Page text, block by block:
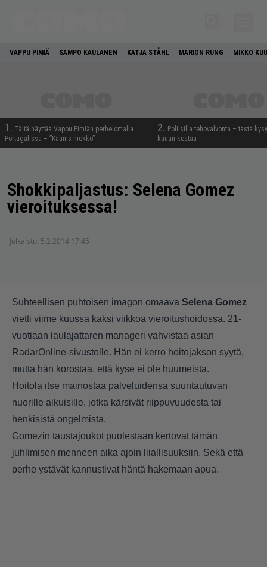
VAPPU PIMIÄ SAMPO KAULANEN KATJA STÅHL MARION RUNG MIKKO
1. Tältä näyttää Vappu Pimiän perhelomalla
Portugalissa – ”Kaunis mekko”
2. Poliisilla tehovalvonta – tästä
kauan kestää
Shokkipaljastus: Selena Gomez
vieroituksessa!
Julkaistu: 5.2.2014 17:45
Suhteellisen puhtoisen imagon omaava Selena Gomez
vietti viime kuussa kaksi viikkoa vieroitushoidossa. 21-
vuotiaan laulajattaren manageri vahvistaa asian
RadarOnline-sivustolle. Hän ei kerro hoitojakson syytä,
mutta hän korostaa, että kyse ei ole huumeista.
Hoitola itse mainostaa palveluidensa suuntautuvan
nuorille aikuisille, jotka kärsivät riippuvuudesta tai
henkisistä ongelmista.
Gomezin taustajoukot puolestaan kertovat tämän
juhlimisen menneen aika ajoin liiallisuuksiin. Sekä että
perhe ystävät kannustivat häntä hakemaan apua.